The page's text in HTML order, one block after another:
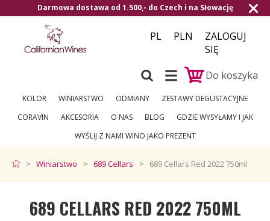
Darmowa dostawa od 1.500,- do Czech i na Słowację
PL PLN
ZALOGUJ
SIĘ
Do koszyka
KOLOR WINIARSTWO ODMIANY
ZESTAWY DEGUSTACYJNE
CORAVIN
AKCESORIA O NAS BLOG
GDZIE WYSYŁAMY I JAK
WYŚLIJ Z NAMI WINO JAKO PREZENT
Winiarstwo 689 Cellars 689 Cellars Red 2022 750ml
689 CELLARS RED 2022 750ML